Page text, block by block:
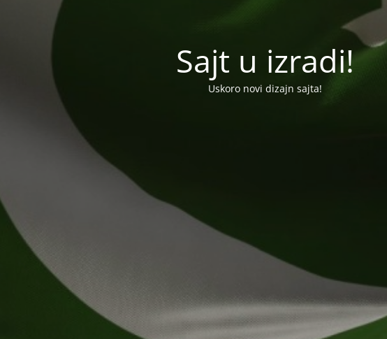
Sajt u izradi!
Uskoro novi dizajn sajta!